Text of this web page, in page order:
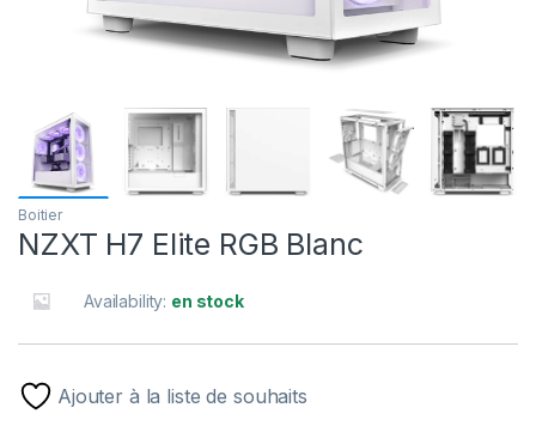
Boitier
NZXT H7 Elite RGB Blanc
Availability: en stock
Ajouter à la liste de souhaits